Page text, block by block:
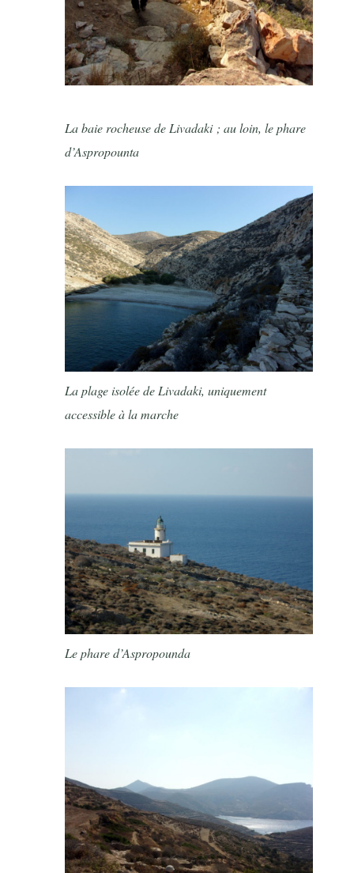
La baie rocheuse de Livadaki ; au loin, le phare
d’Aspropounta
La plage isolée de Livadaki, uniquement
accessible à la marche
Le phare d’Aspropounda